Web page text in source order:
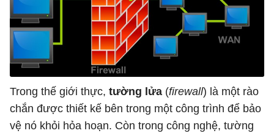
Trong thế giới thực, tường lửa (firewall) là một rào
chắn được thiết kế bên trong một công trình để bảo
vệ nó khỏi hỏa hoạn. Còn trong công nghệ, tường